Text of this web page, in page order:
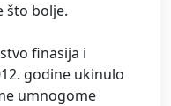
što bolje.
finasija i
godine ukinulo
umnogome